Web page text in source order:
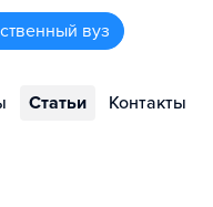
вуз
Статьи Контакты